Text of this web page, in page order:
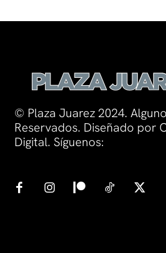
© Plaza Juarez 2024.
Reservados. Diseñado por
Digital. Síguenos: